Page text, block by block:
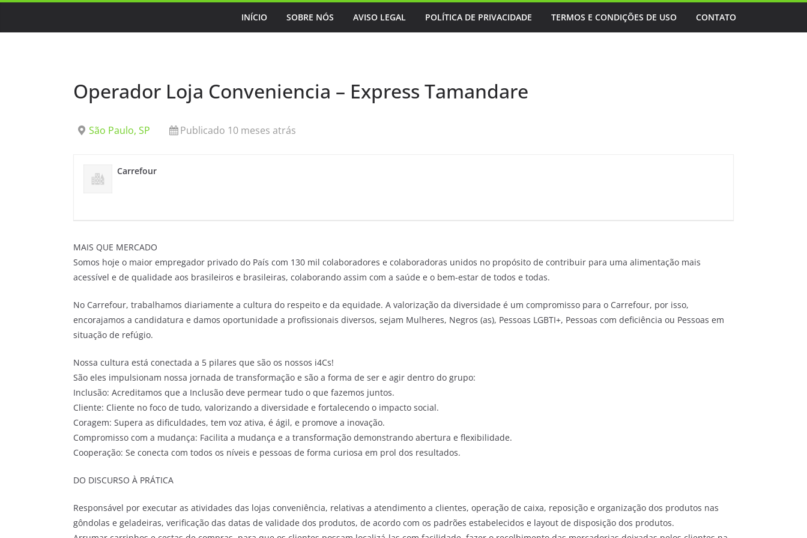
INÍCIO SOBRE NÓS AVISO LEGAL POLÍTICA DE PRIVACIDADE TERMOS E CONDIÇÕES DE USO CONTATO
Operador Loja Conveniencia – Express Tamandare
São Paulo, SP Publicado 10 meses atrás
Carrefour
MAIS QUE MERCADO
Somos hoje o maior empregador privado do País com 130 mil colaboradores e colaboradoras unidos no propósito de contribuir para uma alimentação mais
acessível e de qualidade aos brasileiros e brasileiras, colaborando assim com a saúde e o bem-estar de todos e todas.
No Carrefour, trabalhamos diariamente a cultura do respeito e da equidade. A valorização da diversidade é um compromisso para o Carrefour, por isso,
encorajamos a candidatura e damos oportunidade a profissionais diversos, sejam Mulheres, Negros (as), Pessoas LGBTI+, Pessoas com deficiência ou Pessoas em
situação de refúgio.
Nossa cultura está conectada a 5 pilares que são os nossos i4Cs!
São eles impulsionam nossa jornada de transformação e são a forma de ser e agir dentro do grupo:
Inclusão: Acreditamos que a Inclusão deve permear tudo o que fazemos juntos.
Cliente: Cliente no foco de tudo, valorizando a diversidade e fortalecendo o impacto social.
Coragem: Supera as dificuldades, tem voz ativa, é ágil, e promove a inovação.
Compromisso com a mudança: Facilita a mudança e a transformação demonstrando abertura e flexibilidade.
Cooperação: Se conecta com todos os níveis e pessoas de forma curiosa em prol dos resultados.
DO DISCURSO À PRÁTICA
Responsável por executar as atividades das lojas conveniência, relativas a atendimento a clientes, operação de caixa, reposição e organização dos produtos nas
gôndolas e geladeiras, verificação das datas de validade dos produtos, de acordo com os padrões estabelecidos e layout de disposição dos produtos.